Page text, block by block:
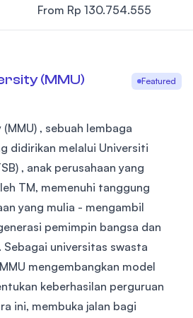
From Rp 130.754.555
(MMU)
Featured
, sebuah lembaga
didirikan melalui Universiti
, anak perusahaan yang
TM, memenuhi tanggung
yang mulia - mengambil
pemimpin bangsa dan
universitas swasta
mengembangkan model
keberhasilan perguruan
ini, membuka jalan bagi